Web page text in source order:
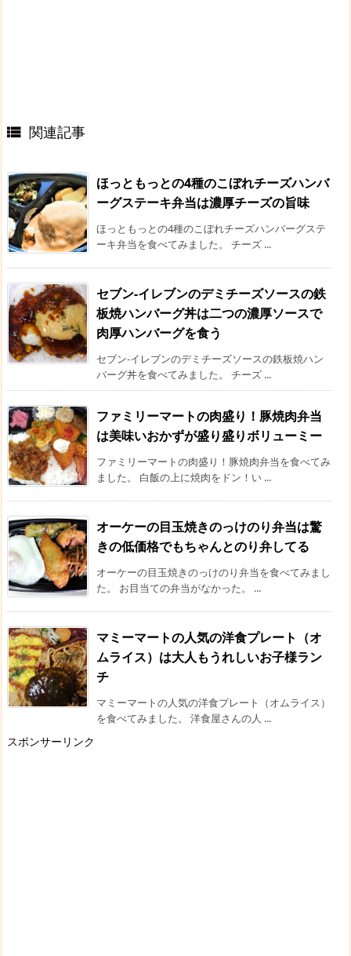
 関連記事
ほっともっとの4種のこぼれチーズハンバ
ーグステーキ弁当は濃厚チーズの旨味
ほっともっとの4種のこぼれチーズハンバーグステ
ーキ弁当を食べてみました。 チーズ ...
セブン-イレブンのデミチーズソースの鉄
板焼ハンバーグ丼は二つの濃厚ソースで
肉厚ハンバーグを食う
セブン-イレブンのデミチーズソースの鉄板焼ハン
バーグ丼を食べてみました。 チーズ ...
ファミリーマートの肉盛り！豚焼肉弁当
は美味いおかずが盛り盛りボリューミー
ファミリーマートの肉盛り！豚焼肉弁当を食べてみ
ました。 白飯の上に焼肉をドン！い ...
オーケーの目玉焼きのっけのり弁当は驚
きの低価格でもちゃんとのり弁してる
オーケーの目玉焼きのっけのり弁当を食べてみまし
た。 お目当ての弁当がなかった。 ...
マミーマートの人気の洋食プレート（オ
ムライス）は大人もうれしいお子様ラン
チ
マミーマートの人気の洋食プレート（オムライス）
を食べてみました。 洋食屋さんの人 ...
スポンサーリンク